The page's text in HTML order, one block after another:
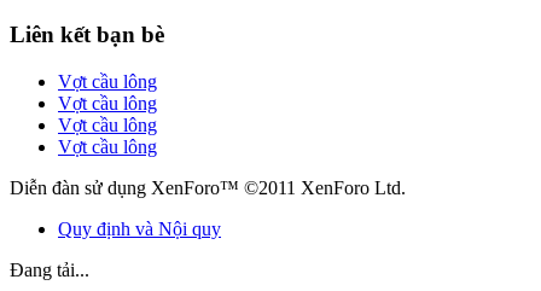
Liên kết bạn bè
Vợt cầu lông
Vợt cầu lông
Vợt cầu lông
Vợt cầu lông
Diễn đàn sử dụng XenForo™ ©2011 XenForo Ltd.
Quy định và Nội quy
Đang tải...